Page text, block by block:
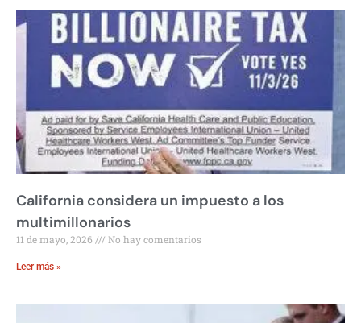
California considera un impuesto a los
multimillonarios
11 de mayo, 2026 No hay comentarios
Leer más »